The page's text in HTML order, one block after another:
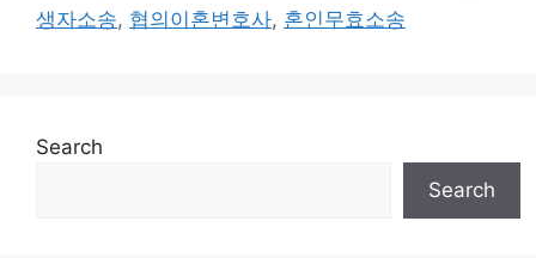
생자소송, 협의이혼변호사, 혼인무효소송
Search
Search